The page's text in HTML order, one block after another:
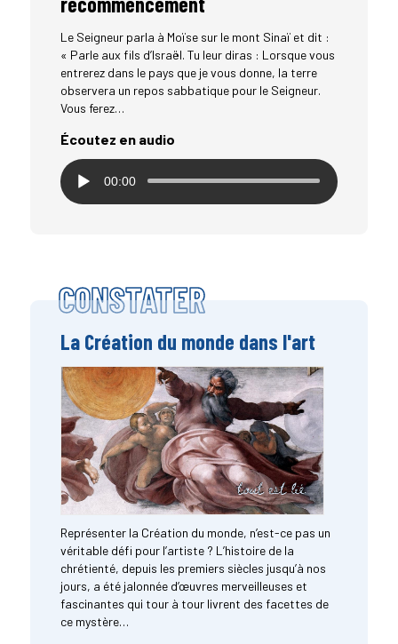
Le Seigneur parla à Moïse sur le mont Sinaï et dit :
« Parle aux fils d’Israël. Tu leur diras : Lorsque vous
entrerez dans le pays que je vous donne, la terre
observera un repos sabbatique pour le Seigneur.
Vous ferez…
Écoutez en audio
00:00
CONSTATER
La Création du monde dans l'art
Représenter la Création du monde, n’est-ce pas un
véritable défi pour l’artiste ? L’histoire de la
chrétienté, depuis les premiers siècles jusqu’à nos
jours, a été jalonnée d’œuvres merveilleuses et
fascinantes qui tour à tour livrent des facettes de
ce mystère…